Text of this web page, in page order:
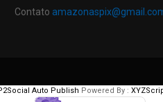
Contato
Auto Publish Powered By :